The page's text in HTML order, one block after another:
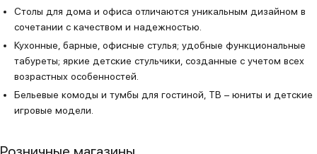
Столы для дома и офиса отличаются уникальным дизайном в
сочетании с качеством и надежностью.
Кухонные, барные, офисные стулья; удобные функциональные
табуреты; яркие детские стульчики, созданные с учетом всех
возрастных особенностей.
Бельевые комоды и тумбы для гостиной, ТВ – юниты и детские
игровые модели.